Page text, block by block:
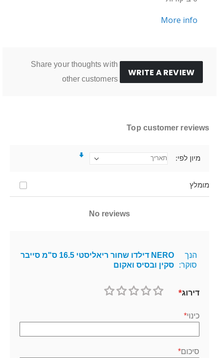
More info
WRITE A REVIEW
Share your thoughts with
other customers
Top customer reviews
מומלץ
מיון לפי
No reviews
הנך
סוקר:
NERO דילדו שחור ריאליסטי 16.5 ס"מ סייבר
סקין ובסיס ואקום
דירוג
כינוי
סיכום